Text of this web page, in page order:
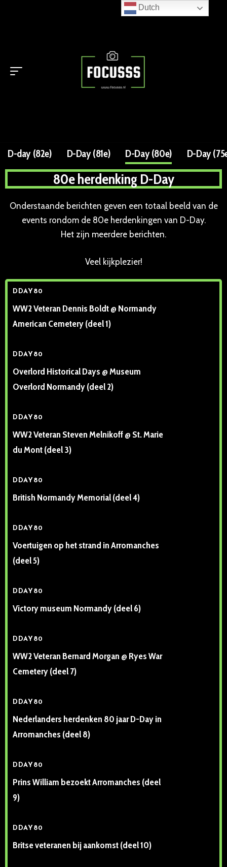
D-day (82e) D-Day (81e) D-Day (80e) D-Day
80e herdenking D-Day
Onderstaande berichten geven een totaal beeld van de
events rondom de 80e herdenkingen van D-Day.
Het zijn meerdere berichten.
Veel kijkplezier!
DDAY80
WW2 Veteran Dennis Boldt @ Normandy
American Cemetery (deel 1)
DDAY80
Overlord Historical Days @ Museum
Overlord Normandy (deel 2)
DDAY80
WW2 Veteran Steven Melnikoff @ St. Marie
du Mont (deel 3)
DDAY80
British Normandy Memorial (deel 4)
DDAY80
Voertuigen op het strand in Arromanches
(deel 5)
DDAY80
Victory museum Normandy (deel 6)
DDAY80
WW2 Veteran Bernard Morgan @ Ryes War
Cemetery (deel 7)
DDAY80
Nederlanders herdenken 80 jaar D-Day in
Arromanches (deel 8)
DDAY80
Prins William bezoekt Arromanches (deel
9)
DDAY80
Britse veteranen bij aankomst (deel 10)
Dutch